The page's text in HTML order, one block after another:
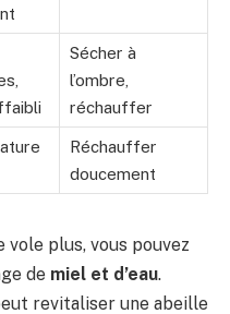
Sécher à
l’ombre,
réchauffer
Réchauffer
doucement
vole plus, vous pouvez
de miel et d’eau.
revitaliser une abeille